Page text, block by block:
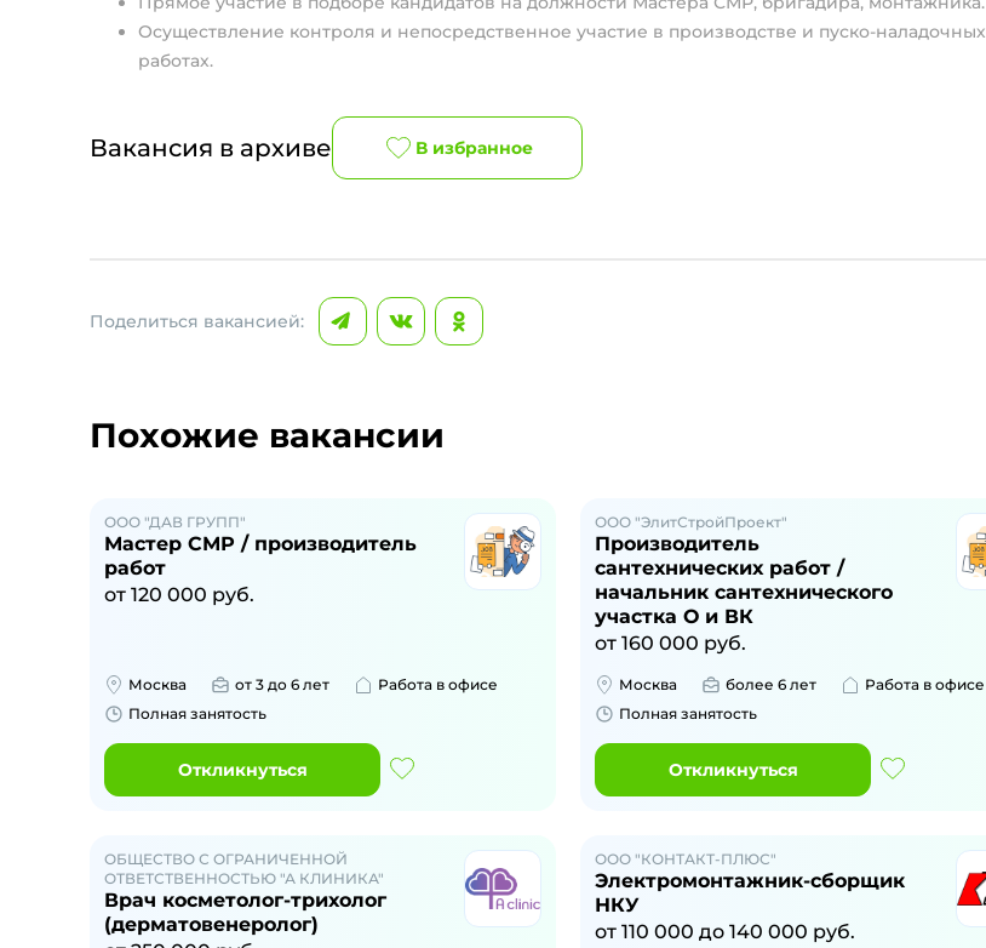
Осуществление контроля и непосредственное участие в производстве и пуско-наладочных
работах.
Вакансия в архиве В избранное
Поделиться вакансией:
Похожие вакансии
ООО "ДАВ ГРУПП"
Мастер СМР / производитель
работ
от 120 000 руб.
Москва от 3 до 6 лет
Работа в офисе
Полная занятость
Откликнуться
ООО "ЭлитСтройПроект"
Производитель
сантехнических работ /
начальник сантехнического
участка О и ВК
от160 000 руб.
Москва более 6 лет
Работа в офисе
Полная занятость
Откликнуться
ОБЩЕСТВО С ОГРАНИЧЕННОЙ
ОТВЕТСТВЕННОСТЬЮ "А КЛИНИКА"
Врач косметолог-трихолог
(дерматовенеролог)
ООО "КОНТАКТ-ПЛЮС"
Электромонтажник-сборщик
НКУ
от110 000 до140 000 руб.